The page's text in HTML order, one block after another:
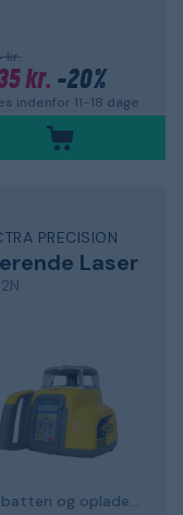
kr.
kr. -20%
indenfor 11-18 dage
PRECISION
Laser
med batteri og oplader, 1-fold